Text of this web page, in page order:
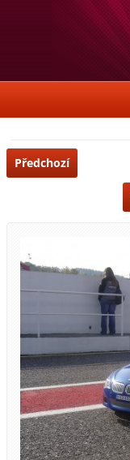
Předchozí